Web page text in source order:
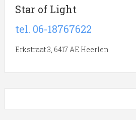
Star of Light
tel. 06-18767622
Erkstraat 3, 6417 AE Heerlen